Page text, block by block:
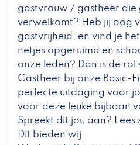
gastvrouw / gastheer die
verwelkomt? Heb jij oog
gastvrijheid, en vind je
netjes opgeruimd en
onze leden? Dan is de
Gastheer bij onze Basic-
perfecte uitdaging voor
voor deze leuke bijbaan
Spreekt dit jou aan? Lees
Dit bieden wij